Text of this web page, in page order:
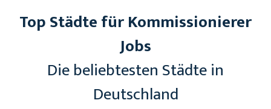
Top Städte für Kommissionierer
Jobs
Die beliebtesten Städte in
Deutschland